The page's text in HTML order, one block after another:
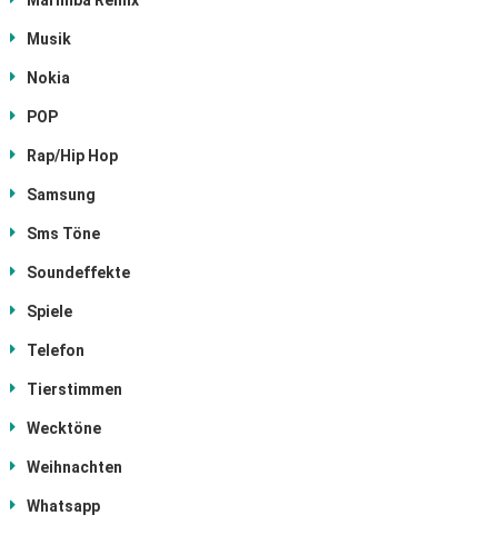
Musik
Nokia
POP
Rap/Hip Hop
Samsung
Sms Töne
Soundeffekte
Spiele
Telefon
Tierstimmen
Wecktöne
Weihnachten
Whatsapp